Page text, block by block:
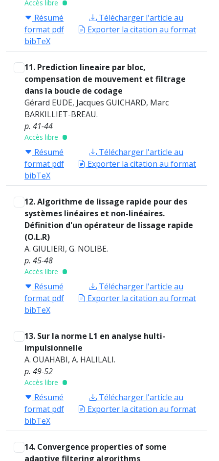
Accès libre
Résumé
Télécharger l'article au
format pdf
Exporter la citation au format
bibTeX
11. Prediction lineaire par bloc,
compensation de mouvement et filtrage
dans la boucle de codage
Gérard EUDE, Jacques GUICHARD, Marc
BARKILLIET-BREAU.
p. 41-44
Accès libre
Résumé
Télécharger l'article au
format pdf
Exporter la citation au format
bibTeX
12. Algorithme de lissage rapide pour des
systèmes linéaires et non-linéaires.
Définition d'un opérateur de lissage rapide
(O.L.R)
A. GIULIERI, G. NOLIBE.
p. 45-48
Accès libre
Résumé
Télécharger l'article au
format pdf
Exporter la citation au format
bibTeX
13. Sur la norme L1 en analyse hulti-
impulsionnelle
A. OUAHABI, A. HALILALI.
p. 49-52
Accès libre
Résumé
Télécharger l'article au
format pdf
Exporter la citation au format
bibTeX
14. Convergence properties of some
adaptive filtering algorithms